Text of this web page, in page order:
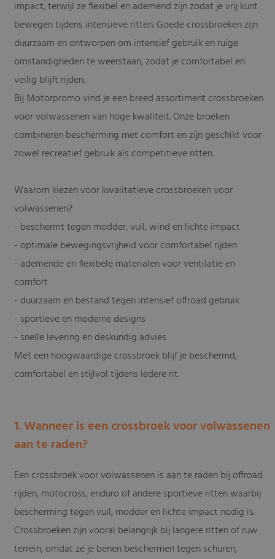
impact, terwijl ze flexibel en ademend zijn zodat je vrij kunt
bewegen tijdens intensieve ritten. Goede crossbroeken zijn
duurzaam en ontworpen om intensief gebruik en ruige
omstandigheden te weerstaan, zodat je comfortabel en
veilig blijft rijden.
Bij Motorpromo vind je een breed assortiment crossbroeken
voor volwassenen van hoge kwaliteit. Onze broeken
combineren bescherming met comfort en zijn geschikt voor
zowel recreatief gebruik als competitieve ritten.
Waarom kiezen voor kwalitatieve crossbroeken voor
volwassenen?
- beschermt tegen modder, vuil, wind en lichte impact
- optimale bewegingsvrijheid voor comfortabel rijden
- ademende en flexibele materialen voor ventilatie en
comfort
- duurzaam en bestand tegen intensief offroad gebruik
- sportieve en moderne designs
- snelle levering en deskundig advies
Met een hoogwaardige crossbroek blijf je beschermd,
comfortabel en stijlvol tijdens iedere rit.
1. Wanneer is een crossbroek voor volwassenen
aan te raden?
Een crossbroek voor volwassenen is aan te raden bij offroad
rijden, motocross, enduro of andere sportieve ritten waarbij
bescherming tegen vuil, modder en lichte impact nodig is.
Crossbroeken zijn vooral belangrijk bij langere ritten of ruw
terrein, omdat ze je benen beschermen tegen schuren,